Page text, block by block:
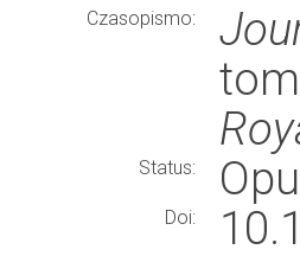
Czasopismo:
Status:
Doi: